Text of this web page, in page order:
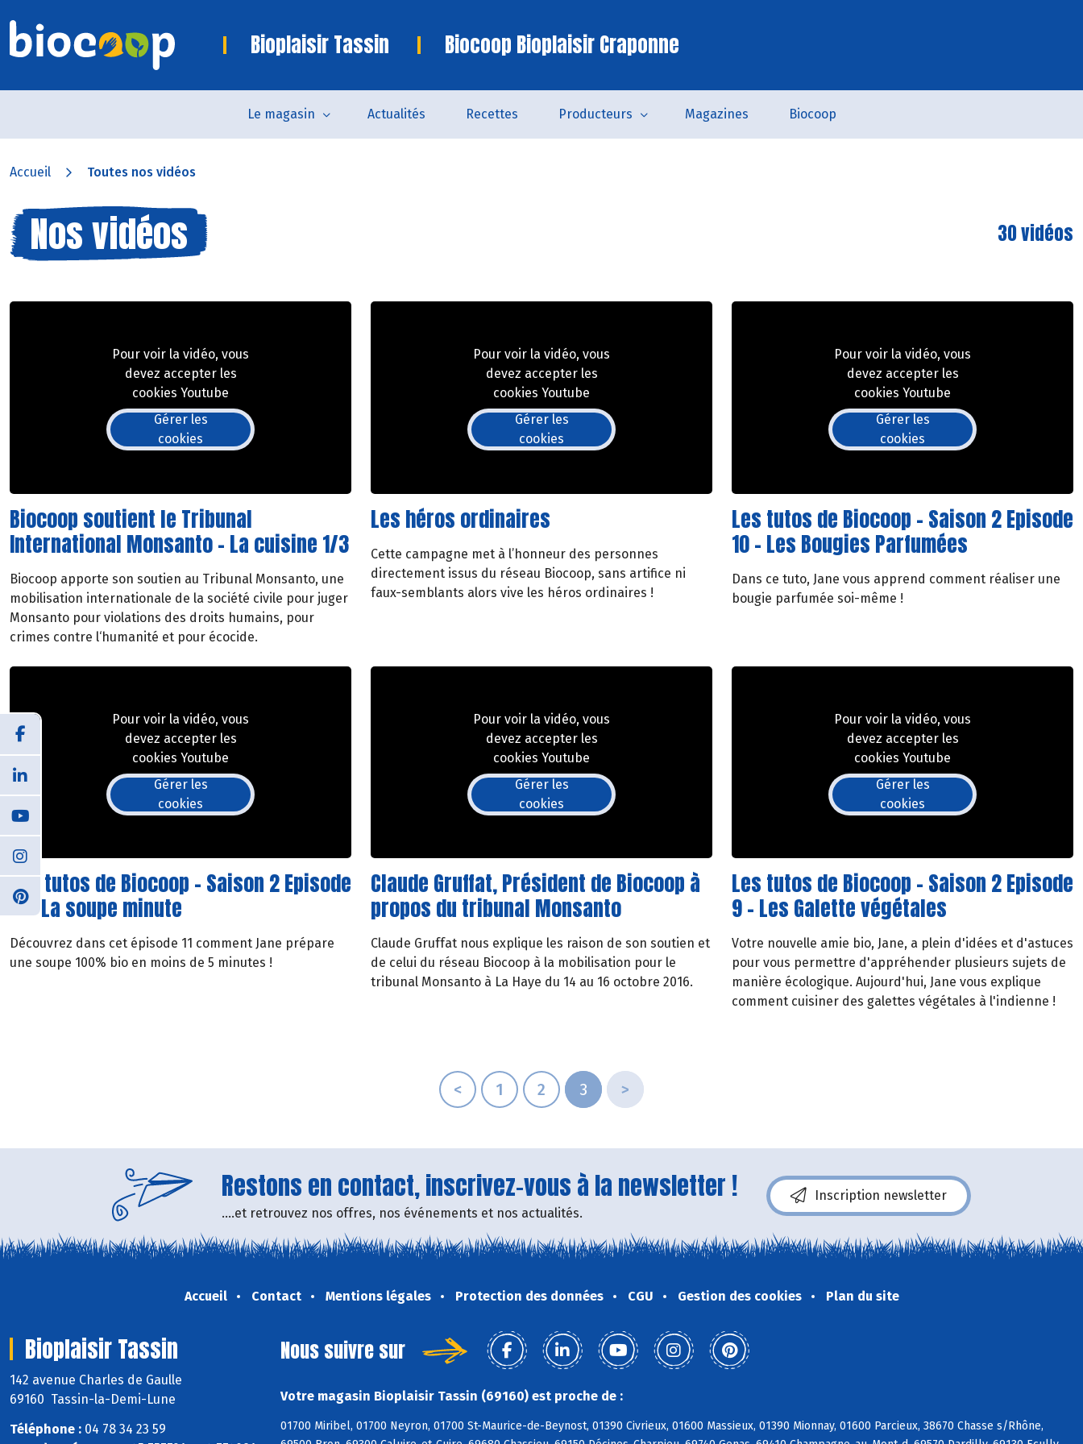
Bioplaisir Tassin Biocoop Bioplaisir Craponne
Le magasin Actualités Recettes Producteurs Magazines Biocoop
Accueil Toutes nos vidéos
Nos vidéos 30 vidéos
Pour voir la vidéo, vous
devez accepter les
cookies Youtube
Gérer les
cookies
Biocoop soutient le Tribunal
International Monsanto - La cuisine 1/3
Biocoop apporte son soutien au Tribunal Monsanto, une
mobilisation internationale de la société civile pour juger
Monsanto pour violations des droits humains, pour
crimes contre l‘humanité et pour écocide.
Pour voir la vidéo, vous
devez accepter les
cookies Youtube
Gérer les
cookies
Les héros ordinaires
Cette campagne met à l’honneur des personnes
directement issus du réseau Biocoop, sans artifice ni
faux-semblants alors vive les héros ordinaires !
Pour voir la vidéo, vous
devez accepter les
cookies Youtube
Gérer les
cookies
Les tutos de Biocoop - Saison 2 Episode
10 - Les Bougies Parfumées
Dans ce tuto, Jane vous apprend comment réaliser une
bougie parfumée soi-même !
Pour voir la vidéo, vous
devez accepter les
cookies Youtube
Gérer les
cookies
Les tutos de Biocoop - Saison 2 Episode
11 - La soupe minute
Découvrez dans cet épisode 11 comment Jane prépare
une soupe 100% bio en moins de 5 minutes !
Pour voir la vidéo, vous
devez accepter les
cookies Youtube
Gérer les
cookies
Claude Gruffat, Président de Biocoop à
propos du tribunal Monsanto
Claude Gruffat nous explique les raison de son soutien et
de celui du réseau Biocoop à la mobilisation pour le
tribunal Monsanto à La Haye du 14 au 16 octobre 2016.
Pour voir la vidéo, vous
devez accepter les
cookies Youtube
Gérer les
cookies
Les tutos de Biocoop - Saison 2 Episode
9 - Les Galette végétales
Votre nouvelle amie bio, Jane, a plein d'idées et d'astuces
pour vous permettre d'appréhender plusieurs sujets de
manière écologique. Aujourd'hui, Jane vous explique
comment cuisiner des galettes végétales à l'indienne !
< 1 2 3 >
Restons en contact, inscrivez-vous à la newsletter !
....et retrouvez nos offres, nos événements et nos actualités.
Inscription newsletter
Accueil Contact Mentions légales Protection des données CGU Gestion des cookies Plan du site
Bioplaisir Tassin
142 avenue Charles de Gaulle
69160 Tassin-la-Demi-Lune
Téléphone : 04 78 34 23 59
Nous suivre sur
Votre magasin Bioplaisir Tassin (69160) est proche de :
01700 Miribel, 01700 Neyron, 01700 St-Maurice-de-Beynost, 01390 Civrieux, 01600 Massieux, 01390 Mionnay, 01600 Parcieux, 38670 Chasse s/Rhône,